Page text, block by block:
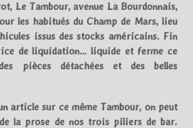
Le Tambour, avenue La Bourdonnais,
les habitués du Champ de Mars, lieu
issus des stocks américains. Fin
de liquidation… liquide et ferme ce
pièces détachées et des belles
article sur ce même Tambour, on peut
la prose de nos trois piliers de bar.